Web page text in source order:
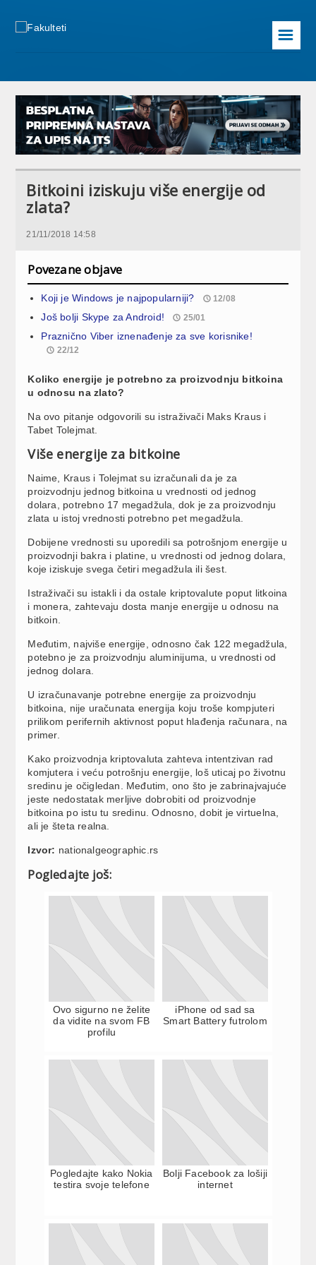
☰
Bitkoini iziskuju više energije od
zlata?
21/11/2018 14:58
Povezane objave
Koji je Windows je najpopularniji? 12/08
Još bolji Skype za Android! 25/01
Praznično Viber iznenađenje za sve korisnike!
22/12
Koliko energije je potrebno za proizvodnju bitkoina
u odnosu na zlato?
Na ovo pitanje odgovorili su istraživači Maks Kraus i
Tabet Tolejmat.
Više energije za bitkoine
Naime, Kraus i Tolejmat su izračunali da je za
proizvodnju jednog bitkoina u vrednosti od jednog
dolara, potrebno 17 megadžula, dok je za proizvodnju
zlata u istoj vrednosti potrebno pet megadžula.
Dobijene vrednosti su uporedili sa potrošnjom energije u
proizvodnji bakra i platine, u vrednosti od jednog dolara,
koje iziskuje svega četiri megadžula ili šest.
Istraživači su istakli i da ostale kriptovalute poput litkoina
i monera, zahtevaju dosta manje energije u odnosu na
bitkoin.
Međutim, najviše energije, odnosno čak 122 megadžula,
potebno je za proizvodnju aluminijuma, u vrednosti od
jednog dolara.
U izračunavanje potrebne energije za proizvodnju
bitkoina, nije uračunata energija koju troše kompjuteri
prilikom perifernih aktivnost poput hlađenja računara, na
primer.
Kako proizvodnja kriptovaluta zahteva intentzivan rad
komjutera i veću potrošnju energije, loš uticaj po životnu
sredinu je očigledan. Međutim, ono što je zabrinajvajuće
jeste nedostatak merljive dobrobiti od proizvodnje
bitkoina po istu tu sredinu. Odnosno, dobit je virtuelna,
ali je šteta realna.
Izvor: nationalgeographic.rs
Pogledajte još:
Ovo sigurno ne želite
da vidite na svom FB
profilu
iPhone od sad sa
Smart Battery futrolom
Pogledajte kako Nokia
testira svoje telefone
Bolji Facebook za lošiji
internet